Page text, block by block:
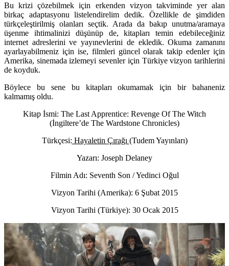
Bu krizi çözebilmek için erkenden vizyon takviminde yer alan
birkaç adaptasyonu listelendirelim dedik. Özellikle de şimdiden
türkçeleştirilmiş olanları seçtik. Arada da bakıp unutma/aramaya
üşenme ihtimalinizi düşünüp de, kitapları temin edebileceğiniz
internet adreslerini ve yayınevlerini de ekledik. Okuma zamanını
ayarlayabilmeniz için ise, filmleri güncel olarak takip edenler için
Amerika, sinemada izlemeyi sevenler için Türkiye vizyon tarihlerini
de koyduk.
Böylece bu sene bu kitapları okumamak için bir bahaneniz
kalmamış oldu.
Kitap İsmi: The Last Apprentice: Revenge Of The Witch
(İngiltere’de The Wardstone Chronicles)
Türkçesi: Hayaletin Çırağı (Tudem Yayınları)
Yazarı: Joseph Delaney
Filmin Adı: Seventh Son / Yedinci Oğul
Vizyon Tarihi (Amerika): 6 Şubat 2015
Vizyon Tarihi (Türkiye): 30 Ocak 2015